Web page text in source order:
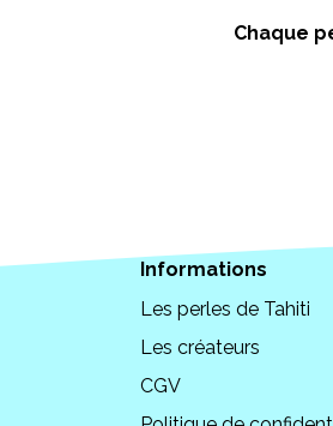
Chaque
Informations
Les perles de Tahiti
Les créateurs
CGV